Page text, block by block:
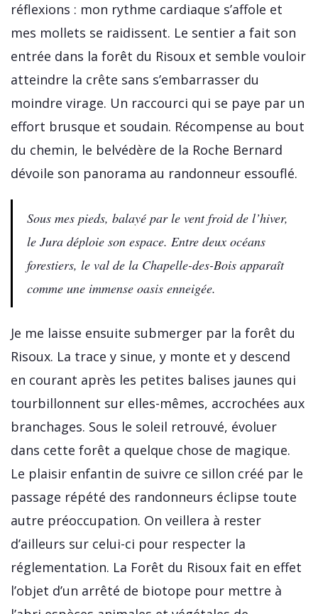
réflexions : mon rythme cardiaque s’affole et
mes mollets se raidissent. Le sentier a fait son
entrée dans la forêt du Risoux et semble vouloir
atteindre la crête sans s’embarrasser du
moindre virage. Un raccourci qui se paye par un
effort brusque et soudain. Récompense au bout
du chemin, le belvédère de la Roche Bernard
dévoile son panorama au randonneur essouflé.
Sous mes pieds, balayé par le vent froid de l’hiver,
le Jura déploie son espace. Entre deux océans
forestiers, le val de la Chapelle-des-Bois apparaît
comme une immense oasis enneigée.
Je me laisse ensuite submerger par la forêt du
Risoux. La trace y sinue, y monte et y descend
en courant après les petites balises jaunes qui
tourbillonnent sur elles-mêmes, accrochées aux
branchages. Sous le soleil retrouvé, évoluer
dans cette forêt a quelque chose de magique.
Le plaisir enfantin de suivre ce sillon créé par le
passage répété des randonneurs éclipse toute
autre préoccupation. On veillera à rester
d’ailleurs sur celui-ci pour respecter la
réglementation. La Forêt du Risoux fait en effet
l’objet d’un arrêté de biotope pour mettre à